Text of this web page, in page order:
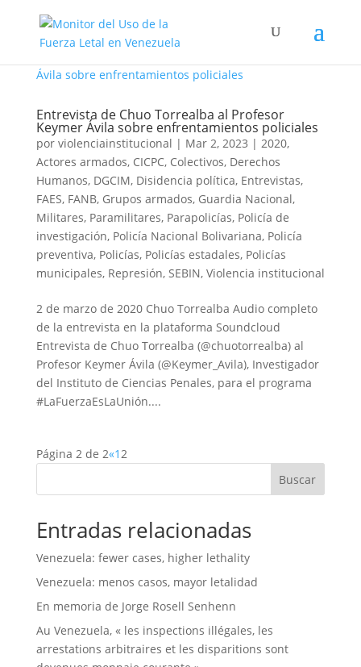
Entrevista de Chuo Torrealba al Profesor
Keymer Ávila sobre enfrentamientos policiales
por violenciainstitucional | Mar 2, 2023 | 2020,
Actores armados, CICPC, Colectivos, Derechos
Humanos, DGCIM, Disidencia política, Entrevistas,
FAES, FANB, Grupos armados, Guardia Nacional,
Militares, Paramilitares, Parapolicías, Policía de
investigación, Policía Nacional Bolivariana, Policía
preventiva, Policías, Policías estadales, Policías
municipales, Represión, SEBIN, Violencia institucional
2 de marzo de 2020 Chuo Torrealba Audio completo
de la entrevista en la plataforma Soundcloud
Entrevista de Chuo Torrealba (@chuotorrealba) al
Profesor Keymer Ávila (@Keymer_Avila), Investigador
del Instituto de Ciencias Penales, para el programa
#LaFuerzaEsLaUnión....
Página 2 de 2«12
Buscar
Entradas relacionadas
Venezuela: fewer cases, higher lethality
Venezuela: menos casos, mayor letalidad
En memoria de Jorge Rosell Senhenn
Au Venezuela, « les inspections illégales, les
arrestations arbitraires et les disparitions sont